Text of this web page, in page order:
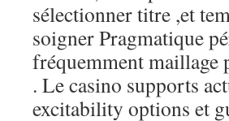
sélectionner titre ,et
soigner Pragmatique
fréquemment maillage
. Le casino supports
excitability options et